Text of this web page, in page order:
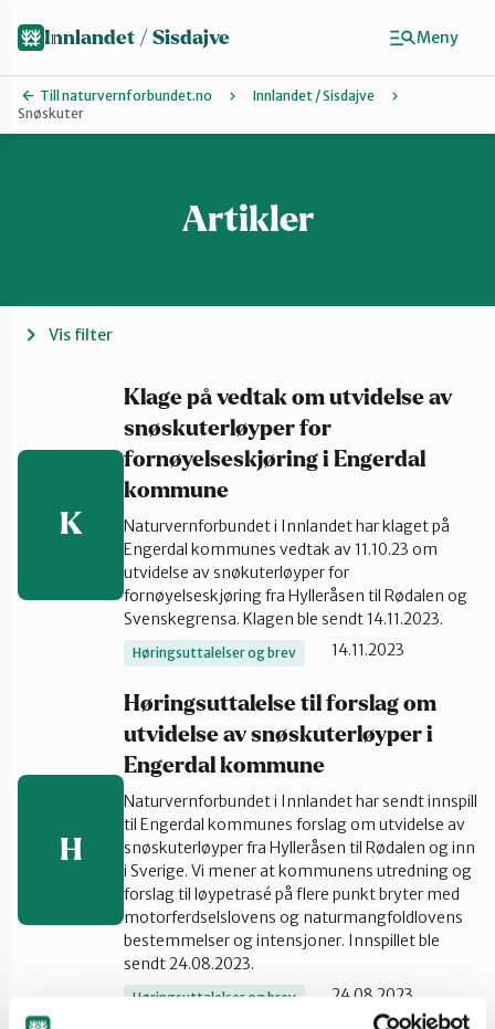
Arrangement
Glåmdal
Gran og Lunner
Hamar og omegn
Midt-Gudbrandsdalen
Ottadalen og Sel
Sør-Østerdal
Innlandet / Sisdajve
Till naturvernforbundet.no
Innlandet / Sisdajve
Snøskuter
Artikler
Vis filter
K
Klage på vedtak om utvidelse av
snøskuterløyper for
fornøyelseskjøring i Engerdal
kommune
Naturvernforbundet i Innlandet har klaget på
Engerdal kommunes vedtak av 11.10.23 om
utvidelse av snøkuterløyper for
fornøyelseskjøring fra Hylleråsen til Rødalen og
Svenskegrensa. Klagen ble sendt 14.11.2023.
Høringsuttalelser og brev 14.11.2023
H
Høringsuttalelse til forslag om
utvidelse av snøskuterløyper i
Engerdal kommune
Naturvernforbundet i Innlandet har sendt innspill
til Engerdal kommunes forslag om utvidelse av
snøskuterløyper fra Hylleråsen til Rødalen og inn
i Sverige. Vi mener at kommunens utredning og
forslag til løypetrasé på flere punkt bryter med
motorferdselslovens og naturmangfoldlovens
bestemmelser og intensjoner. Innspillet ble
sendt 24.08.2023.
Høringsuttalelser og brev 24.08.2023